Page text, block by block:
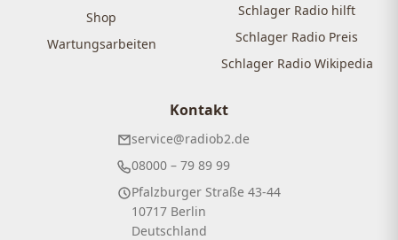
Shop
Wartungsarbeiten
Schlager Radio hilft
Schlager Radio Preis
Schlager Radio Wikipedia
Kontakt
service@radiob2.de
08000 – 79 89 99
Pfalzburger Straße 43-44
10717 Berlin
Deutschland